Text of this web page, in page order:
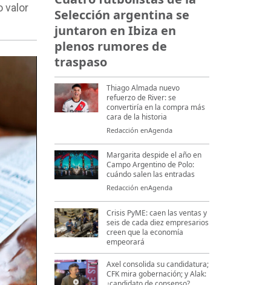
valor
Selección argentina se
juntaron en Ibiza en
plenos rumores de
traspaso
Thiago Almada nuevo
refuerzo de River: se
convertiría en la compra más
cara de la historia
Redacción enAgenda
Margarita despide el año en
Campo Argentino de Polo:
cuándo salen las entradas
Redacción enAgenda
Crisis PyME: caen las ventas y
seis de cada diez empresarios
creen que la economía
empeorará
Axel consolida su candidatura;
CFK mira gobernación; y Alak: